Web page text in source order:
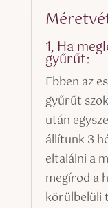
1, Ha
gyűrűt:
Ebben az
gyűrűt
után
állítunk 3
eltalálni a
megírod a
körülbelüli